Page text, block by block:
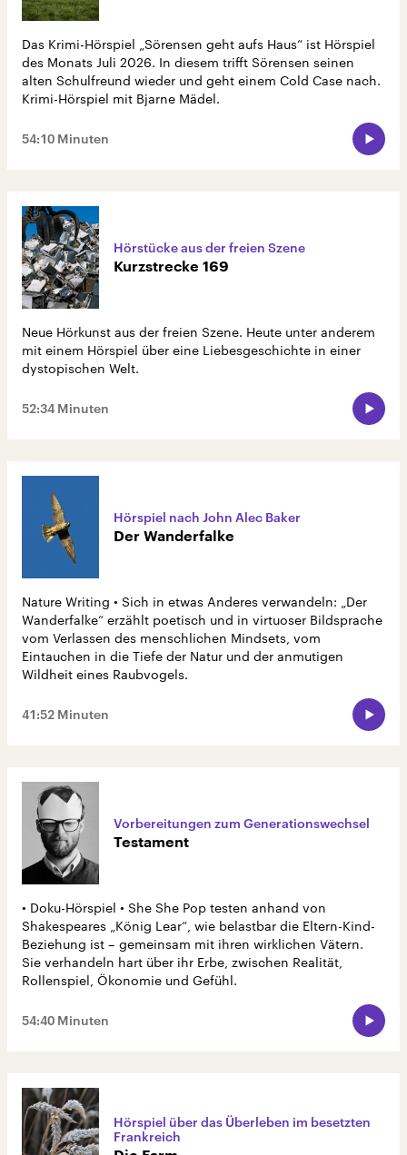
Das Krimi-Hörspiel „Sörensen geht aufs Haus“ ist Hörspiel
des Monats Juli 2026. In diesem trifft Sörensen seinen
alten Schulfreund wieder und geht einem Cold Case nach.
Krimi-Hörspiel mit Bjarne Mädel.
54:10 Minuten
Hörstücke aus der freien Szene
Kurzstrecke 169
Neue Hörkunst aus der freien Szene. Heute unter anderem
mit einem Hörspiel über eine Liebesgeschichte in einer
dystopischen Welt.
52:34 Minuten
Hörspiel nach John Alec Baker
Der Wanderfalke
Nature Writing • Sich in etwas Anderes verwandeln: „Der
Wanderfalke“ erzählt poetisch und in virtuoser Bildsprache
vom Verlassen des menschlichen Mindsets, vom
Eintauchen in die Tiefe der Natur und der anmutigen
Wildheit eines Raubvogels.
41:52 Minuten
Vorbereitungen zum Generationswechsel
Testament
• Doku-Hörspiel • She She Pop testen anhand von
Shakespeares „König Lear“, wie belastbar die Eltern-Kind-
Beziehung ist – gemeinsam mit ihren wirklichen Vätern.
Sie verhandeln hart über ihr Erbe, zwischen Realität,
Rollenspiel, Ökonomie und Gefühl.
54:40 Minuten
Hörspiel über das Überleben im besetzten
Frankreich